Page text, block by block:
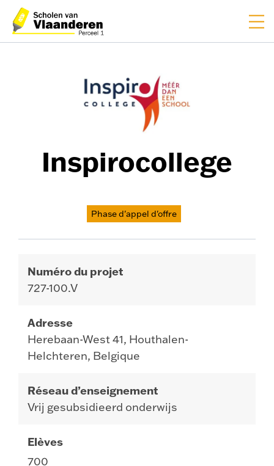
EN
Inspirocollege
Phase d'appel d'offre
Numéro du projet
727-100.V
Adresse
Herebaan-West 41, Houthalen-
Helchteren, Belgique
Réseau d’enseignement
Vrij gesubsidieerd onderwijs
Elèves
700